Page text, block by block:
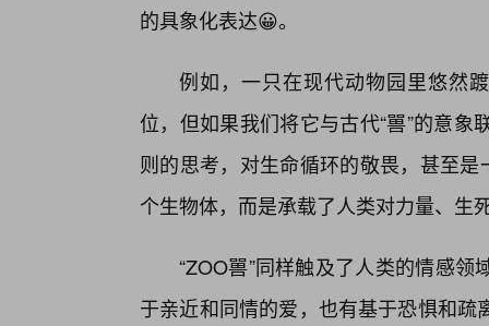
的具象化表达😀。
例如，一只在现代动物园里悠然
位，但如果我们将它与古代“嘼”的意
则的思考，对生命循环的敬畏，甚至
个生物体，而是承载了人类对力量、生
“ZOO嘼”同样触及了人类的情感
于亲近和同情的爱，也有基于恐惧和